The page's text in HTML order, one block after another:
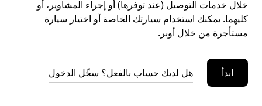
خلال خدمات التوصيل (عند توفرها) أو إجراء المشاوير، أو
كليهما. يمكنك استخدام سيارتك الخاصة أو اختيار سيارة
مستأجرة من خلال أوبر.
ابدأ هل لديك حساب بالفعل؟ سجِّل الدخول